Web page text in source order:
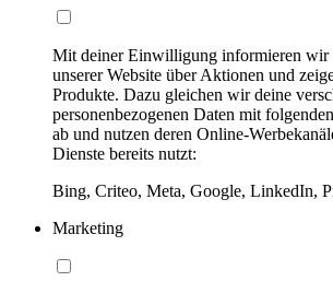
Mit deiner Einwilligung informieren wir
unserer Website über Aktionen und
Produkte. Dazu gleichen wir deine
personenbezogenen Daten mit
ab und nutzen deren Online-
Dienste bereits nutzt:
Bing, Criteo, Meta, Google, LinkedIn,
Marketing